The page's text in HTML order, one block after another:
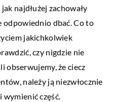
najdłużej zachowały
odpowiednio dbać. Co to
jakichkolwiek
czy nigdzie nie
obserwujemy, że ciecz
należy ją niezwłocznie
część.